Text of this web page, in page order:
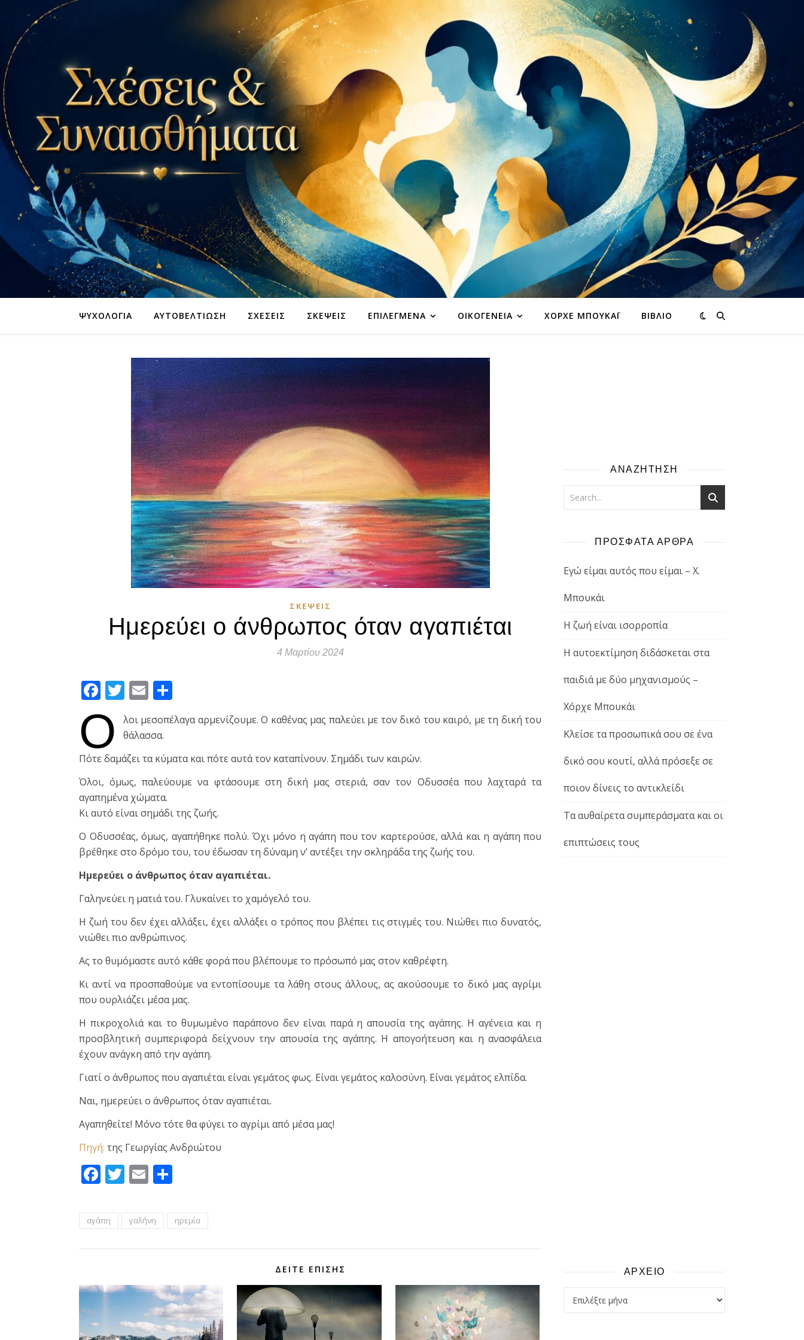
ΨΥΧΟΛΟΓΊΑ ΑΥΤΟΒΕΛΤΊΩΣΗ ΣΧΈΣΕΙΣ ΣΚΈΨΕΙΣ ΕΠΙΛΕΓΜΈΝΑ ΟΙΚΟΓΈΝΕΙΑ ΧΌΡΧΕ ΜΠΟΥΚΆΙ ΒΙΒΛΊΟ
ΣΚΈΨΕΙΣ
Ημερεύει ο άνθρωπος όταν αγαπιέται
4 Μαρτίου 2024
Facebook
Twitter
Email
Ό
λοι μεσοπέλαγα αρμενίζουμε. Ο καθένας μας παλεύει με τον δικό του καιρό, με τη δική του
θάλασσα.
Πότε δαμάζει τα κύματα και πότε αυτά τον καταπίνουν. Σημάδι των καιρών.
Όλοι, όμως, παλεύουμε να φτάσουμε στη δική μας στεριά, σαν τον Οδυσσέα που λαχταρά τα
αγαπημένα χώματα.
Κι αυτό είναι σημάδι της ζωής.
Ο Οδυσσέας, όμως, αγαπήθηκε πολύ. Όχι μόνο η αγάπη που τον καρτερούσε, αλλά και η αγάπη που
βρέθηκε στο δρόμο του, του έδωσαν τη δύναμη ν’ αντέξει την σκληράδα της ζωής του.
Ημερεύει ο άνθρωπος όταν αγαπιέται.
Γαληνεύει η ματιά του. Γλυκαίνει το χαμόγελό του.
Η ζωή του δεν έχει αλλάξει, έχει αλλάξει ο τρόπος που βλέπει τις στιγμές του. Νιώθει πιο δυνατός,
νιώθει πιο ανθρώπινος.
Ας το θυμόμαστε αυτό κάθε φορά που βλέπουμε το πρόσωπό μας στον καθρέφτη.
Κι αντί να προσπαθούμε να εντοπίσουμε τα λάθη στους άλλους, ας ακούσουμε το δικό μας αγρίμι
που ουρλιάζει μέσα μας.
Η πικροχολιά και το θυμωμένο παράπονο δεν είναι παρά η απουσία της αγάπης. Η αγένεια και η
προσβλητική συμπεριφορά δείχνουν την απουσία της αγάπης. Η απογοήτευση και η ανασφάλεια
έχουν ανάγκη από την αγάπη.
Γιατί ο άνθρωπος που αγαπιέται είναι γεμάτος φως. Είναι γεμάτος καλοσύνη. Είναι γεμάτος ελπίδα.
Ναι, ημερεύει ο άνθρωπος όταν αγαπιέται.
Αγαπηθείτε! Μόνο τότε θα φύγει το αγρίμι από μέσα μας!
Πηγή: της Γεωργίας Ανδριώτου
Facebook
Twitter
Email
αγάπη γαλήνη ηρεμία
ΔΕΊΤΕ ΕΠΊΣΗΣ
ΑΝΑΖΗΤΗΣΗ
ΠΡΟΣΦΑΤΑ ΑΡΘΡΑ
Εγώ είμαι αυτός που είμαι – Χ.
Μπουκάι
Η ζωή είναι ισορροπία
Η αυτοεκτίμηση διδάσκεται στα
παιδιά με δύο μηχανισμούς –
Χόρχε Μπουκάι
Κλείσε τα προσωπικά σου σε ένα
δικό σου κουτί, αλλά πρόσεξε σε
ποιον δίνεις το αντικλείδι
Τα αυθαίρετα συμπεράσματα και οι
επιπτώσεις τους
ΑΡΧΕΙΟ